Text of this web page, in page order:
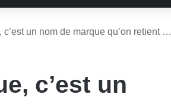
un nom de marque qu’on retient …
c’est un